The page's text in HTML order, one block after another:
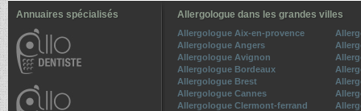
Annuaires spécialisés Allergologue dans les grandes villes
Allergologue Aix-en-provence
Allergologue Angers
Allergologue Avignon
Allergologue Bordeaux
Allergologue Brest
Allergologue Cannes
Allergologue Clermont-ferrand